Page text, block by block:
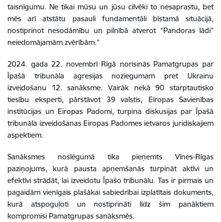
taisnīgumu. Ne tikai mūsu un jūsu cilvēki to nesaprastu, bet
mēs arī atstātu pasauli fundamentāli bīstamā situācijā,
nostiprinot nesodāmību un pilnībā atverot “Pandoras lādi”
neiedomājamām zvērībām.”
2024. gada 22. novembrī Rīgā norisinās Pamatgrupas par
Īpašā tribunāla agresijas noziegumam pret Ukrainu
izveidošanu 12. sanāksme. Vairāk nekā 90 starptautisko
tiesību eksperti, pārstāvot 39 valstis, Eiropas Savienības
institūcijas un Eiropas Padomi, turpina diskusijas par Īpašā
tribunāla izveidošanas Eiropas Padomes ietvaros juridiskajiem
aspektiem.
Sanāksmes noslēgumā tika pieņemts Vīnes-Rīgas
paziņojums, kurā pausta apņemšanās turpināt aktīvi un
efektīvi strādāt, lai izveidotu Īpašo tribunālu.Tas ir pirmais un
pagaidām vienīgais plašākai sabiedrībai izplatītais dokuments,
kurā atspoguļoti un nostiprināti līdz šim panāktiem
kompromisi Pamatgrupas sanāksmēs.